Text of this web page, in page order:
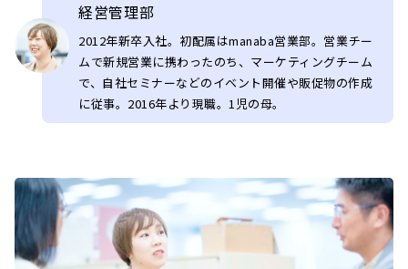
経営管理部
2012年新卒入社。初配属はmanaba営業部。営業チー
ムで新規営業に携わったのち、マーケティングチーム
で、自社セミナーなどのイベント開催や販促物の作成
に従事。2016年より現職。1児の母。